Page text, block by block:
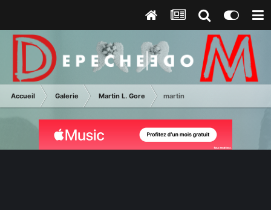
Accueil Galerie Martin L. Gore martin